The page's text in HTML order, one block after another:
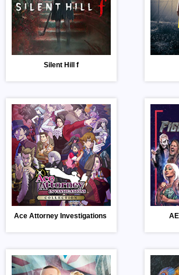
Silent Hill f
Ace Attorney Investigations Collect